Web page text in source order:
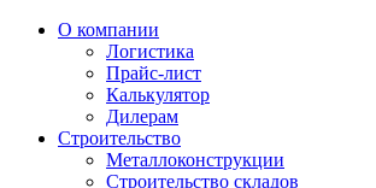
О компании
Логистика
Прайс-лист
Калькулятор
Дилерам
Строительство
Металлоконструкции
Строительство складов